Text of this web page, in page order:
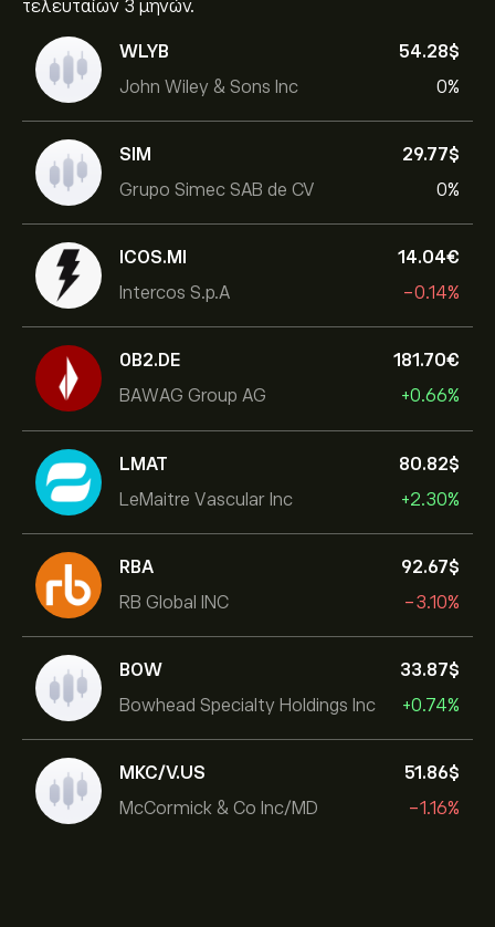
τελευταίων 3 μηνών.
WLYB
John Wiley & Sons Inc
54.28‎$‎
0%
SIM
Grupo Simec SAB de CV
29.77‎$‎
0%
ICOS.MI
Intercos S.p.A
14.04‎€‎
-0.14%
0B2.DE
BAWAG Group AG
181.70‎€‎
+0.66%
LMAT
LeMaitre Vascular Inc
80.82‎$‎
+2.30%
RBA
RB Global INC
92.67‎$‎
-3.10%
BOW
Bowhead Specialty Holdings Inc
33.87‎$‎
+0.74%
MKC/V.US
McCormick & Co Inc/MD
51.86‎$‎
-1.16%